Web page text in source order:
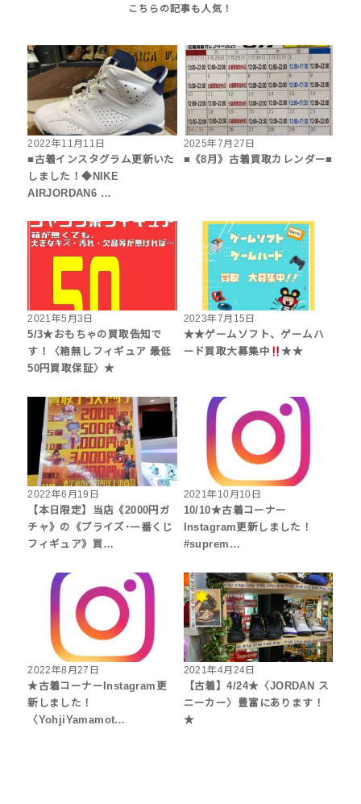
2022年11月11日
■古着インスタグラム更新いた
しました！◆NIKE
AIRJORDAN6 …
2025年7月27日
■《8月》古着買取カレンダー■
2021年5月3日
5/3★おもちゃの買取告知で
す！〈箱無しフィギュア 最低
50円買取保証〉★
2023年7月15日
★★ゲームソフト、ゲームハ
ード買取大募集中
★★
2022年6月19日
【本日限定】当店《2000円ガ
チャ》の《プライズ･一番くじ
フィギュア》買…
2021年10月10日
10/10★古着コーナー
Instagram更新しました！
#suprem…
2022年8月27日
★古着コーナーInstagram更
新しました！
〈YohjiYamamot…
2021年4月24日
【古着】4/24★〈JORDAN ス
ニーカー〉豊富にあります！
★